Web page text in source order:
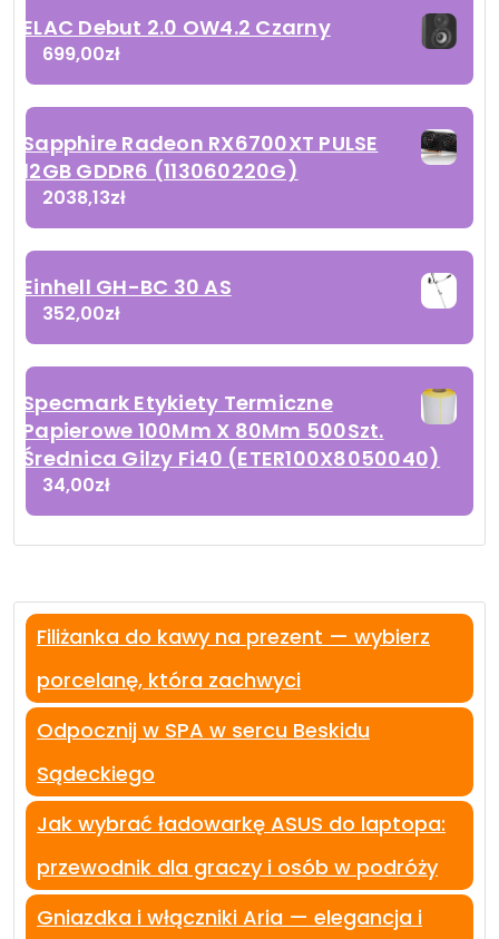
ELAC Debut 2.0 OW4.2 Czarny
699,00zł
Sapphire Radeon RX6700XT PULSE
12GB GDDR6 (113060220G)
2038,13zł
Einhell GH-BC 30 AS
352,00zł
Specmark Etykiety Termiczne
Papierowe 100Mm X 80Mm 500Szt.
Średnica Gilzy Fi40 (ETER100X8050040)
34,00zł
Filiżanka do kawy na prezent — wybierz
porcelanę, która zachwyci
Odpocznij w SPA w sercu Beskidu
Sądeckiego
Jak wybrać ładowarkę ASUS do laptopa:
przewodnik dla graczy i osób w podróży
Gniazdka i włączniki Aria — elegancja i